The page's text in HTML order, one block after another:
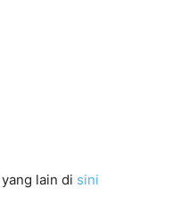
lain di sini